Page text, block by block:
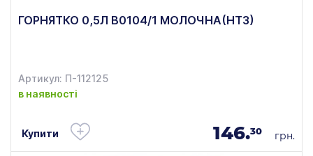
ГОРНЯТКО 0,5Л В0104/1 МОЛОЧНА(НТЗ)
Артикул: П-112125
в наявності
Купити 146.30 грн.